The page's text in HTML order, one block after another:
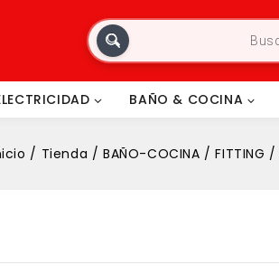
BAÑO & COCINA
/ Tienda / BAÑO-COCINA / FITTING /